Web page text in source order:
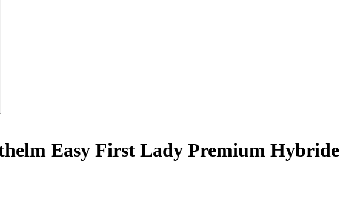
Easy First Lady Premium Hybride